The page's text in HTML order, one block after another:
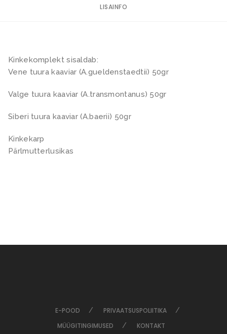
LISAINFO
Kinkekomplekt sisaldab:
Vene tuura kaaviar (A.gueldenstaedtii) 50gr
Valge tuura kaaviar (A.transmontanus) 50gr
Siberi tuura kaaviar (A.baerii) 50gr
Kinkekarp
Pärlmutterlusikas
E-POOD
PRIVAATSUSPOLIITIKA
MÜÜGITINGIMUSED
KONTAKT